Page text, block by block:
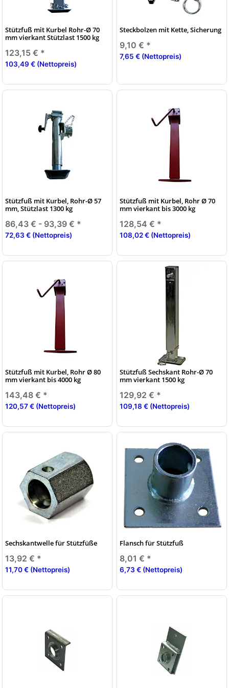
Stützfuß mit Kurbel Rohr-Ø 70
mm vierkant Stützlast 1500 kg
123,15 € *
103,49 € (Nettopreis)
Steckbolzen mit Kette, Sicherung
9,10 € *
7,65 € (Nettopreis)
Stützfuß mit Kurbel, Rohr-Ø 57
mm, Stützlast 1300 kg
86,43 € - 93,39 € *
72,63 € (Nettopreis)
Stützfuß mit Kurbel, Rohr Ø 70
mm vierkant bis 3000 kg
128,54 € *
108,02 € (Nettopreis)
Stützfuß mit Kurbel, Rohr Ø 80
mm vierkant bis 4000 kg
143,48 € *
120,57 € (Nettopreis)
Stützfuß Sechskant Rohr-Ø 70
mm vierkant 1500 kg
129,92 € *
109,18 € (Nettopreis)
Sechskantwelle für Stützfüße
13,92 € *
11,70 € (Nettopreis)
Flansch für Stützfuß
8,01 € *
6,73 € (Nettopreis)